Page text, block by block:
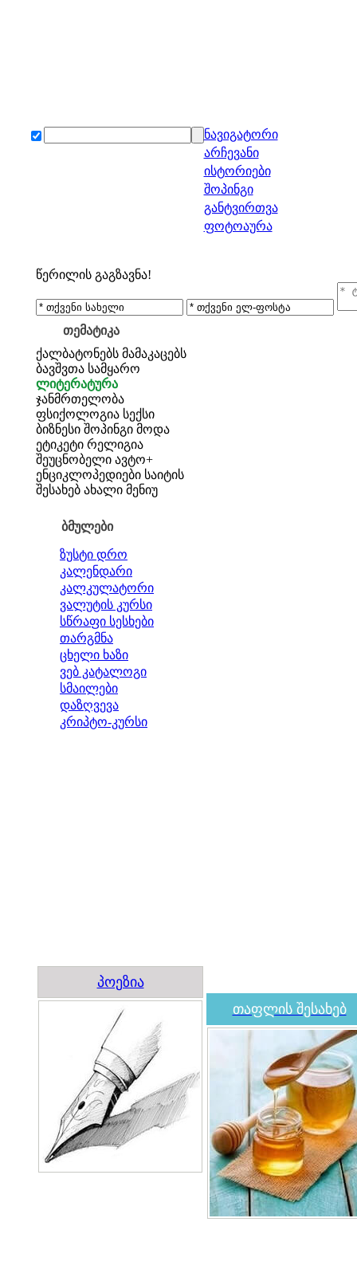
ნავიგატორი
არჩევანი
ისტორიები
შოპინგი
განტვირთვა
ფოტოაურა
წერილის გაგზავნა!
თემატიკა
ქალბატონებს მამაკაცებს
ბავშვთა სამყარო
ლიტერატურა
ჯანმრთელობა
ფსიქოლოგია სექსი
ბიზნესი შოპინგი მოდა
ეტიკეტი რელიგია
შეუცნობელი ავტო+
ენციკლოპედიები საიტის
შესახებ ახალი მენიუ
ბმულები
ზუსტი დრო
კალენდარი
კალკულატორი
ვალუტის კურსი
სწრაფი სესხები
თარგმნა
ცხელი ხაზი
ვებ კატალოგი
სმაილები
დაზღვევა
კრიპტო-კურსი
პოეზია
თაფლის შესახებ